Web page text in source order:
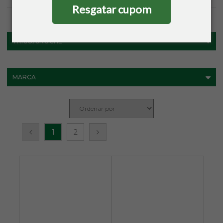
Resgatar cupom
FILTROS
MARCA
TRICÔ/CROCHÊ
1 2